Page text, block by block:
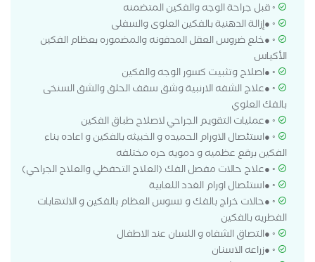
◦ قبل جراحة الوجه والفكين المتضمنه
◦ ●إزالة الدهنية بالفكين العلوى والسفلى
◦ ●خلع ضروس العقل المدفونه والمضموره بعظام الفكين
الأكياس
◦ ●اصلاح وتثبيت كسور الوجه والفكين
◦ ●علاج الشفه الارنبية وشق سقف الحلق والشق السنخى
بالفك العلوي
◦ ●عمليات التقويم الجراحي لاصلاح طباق الفكين
◦ ●استئصال الاورام الحميده و الخبيثه بالفكين و اعاده بناء
الفكين برقع عظميه و دمويه حره مختلفه
◦ ●علاج حالات مفصل الفك (العلاج التحفظي والعلاج الجراحي)
◦ ●استئصال اورام الغدد اللعابية
◦ ●حالات خراج بالفك و تسوس العظام بالفكين و الالتهابات
الفطريه بالفكين
◦ ●التصاق الشفاه و اللسان عند الاطفال
◦ ●زراعه الاسنان